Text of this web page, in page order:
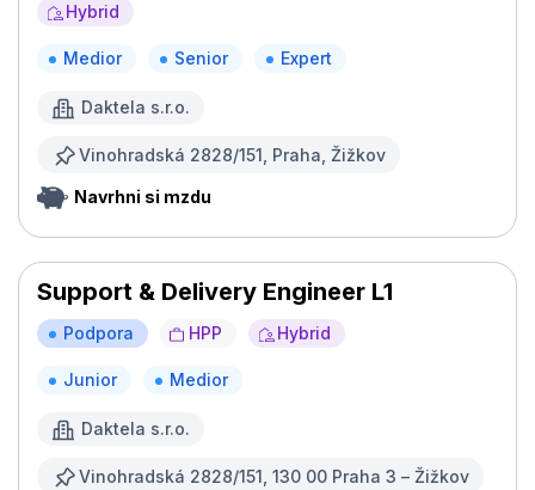
Hybrid
Medior Senior Expert
Daktela s.r.o.
Vinohradská 2828/151, Praha, Žižkov
Navrhni si mzdu
Support & Delivery Engineer L1
Podpora HPP Hybrid
Junior Medior
Daktela s.r.o.
Vinohradská 2828/151, 130 00 Praha 3 – Žižkov